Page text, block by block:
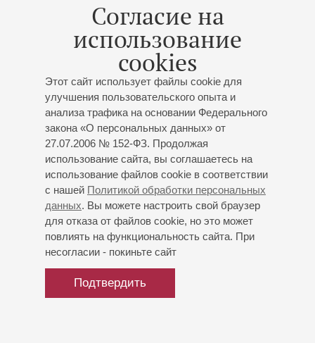
Согласие на
использование
cookies
Этот сайт использует файлы cookie для
улучшения пользовательского опыта и
анализа трафика на основании Федерального
закона «О персональных данных» от
27.07.2006 № 152-ФЗ. Продолжая
использование сайта, вы соглашаетесь на
использование файлов cookie в соответствии
с нашей Политикой обработки персональных
данных. Вы можете настроить свой браузер
для отказа от файлов cookie, но это может
повлиять на функциональность сайта. При
несогласии - покиньте сайт
Подтвердить
коллективами, в числе которых симфонический оркестр
Москвы «Русская филармония», Московский
государственный академический симфонический
География гастролей И. Таланина чрезвычайно широка:
от Аргентины до Австралии, включая страны Европы,
Израиль, Сингапур, Китай, Южную и Северную Корею,
Кубу, Соединенный Штаты Америки. Музыкант выступал
в таких престижных залах, как Большой театр России,
Большой зал Московской государственной
консерватории имени П.И. Чайковского, Концертный зал
имени П.И. Чайковского, Концертгебау в Амстердаме,
концертный зал Сорайя в Лос-Анджелесе, старейший
театр мира Иродион в Афинах. В 2015 году организовал
танго-ансамбль Tango en Vivo, в составе которого